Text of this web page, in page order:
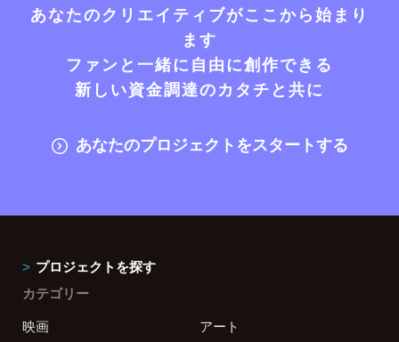
あなたのクリエイティブがここから始まり
ます
ファンと一緒に自由に創作できる
新しい資金調達のカタチと共に
あなたのプロジェクトをスタートする
プロジェクトを探す
カテゴリー
映画
アート